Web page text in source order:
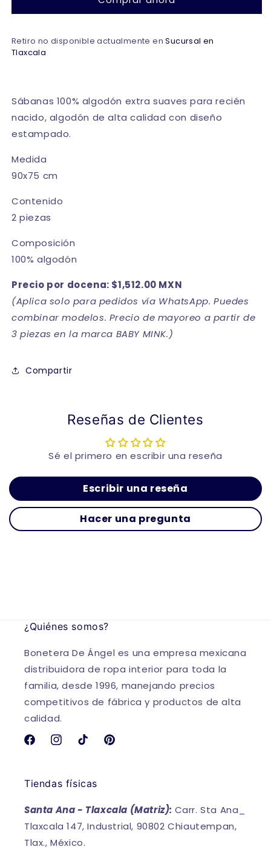
franela
algodón
multiusos
#080
Baby
Mink
franela
algodón
#080
Baby
Retiro no disponible actualmente enSucursal en
Tlaxcala
Sábanas 100% algodón extra suaves para recién
nacido, algodón de alta calidad con diseño
estampado.
Medida
90x75 cm
Contenido
2 piezas
Composición
100% algodón
Precio por docena: $1,512.00 MXN
(Aplica solo para pedidos vía WhatsApp. Puedes
combinar modelos. Precio de mayoreo a partir de
3 piezas en la marca BABY MINK.)
Compartir
Reseñas de Clientes
Sé el primero en escribir una reseña
Escribir una reseña
Hacer una pregunta
¿Quiénes somos?
Bonetera De Ángel es una empresa mexicana
distribuidora de ropa interior para toda la
familia, desde 1996, manejando precios
competitivos de fábrica y productos de alta
calidad.
FacebookInstagramTikTokPinterest
Tiendas físicas
Santa Ana - Tlaxcala (Matriz): Carr. Sta Ana_
Tlaxcala 147, Industrial, 90802 Chiautempan,
Tlax., México.